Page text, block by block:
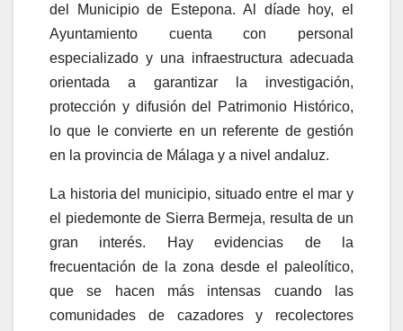
del Municipio de Estepona. Al díade hoy, el
Ayuntamiento cuenta con personal
especializado y una infraestructura adecuada
orientada a garantizar la investigación,
protección y difusión del Patrimonio Histórico,
lo que le convierte en un referente de gestión
en la provincia de Málaga y a nivel andaluz.
La historia del municipio, situado entre el mar y
el piedemonte de Sierra Bermeja, resulta de un
gran interés. Hay evidencias de la
frecuentación de la zona desde el paleolítico,
que se hacen más intensas cuando las
comunidades de cazadores y recolectores